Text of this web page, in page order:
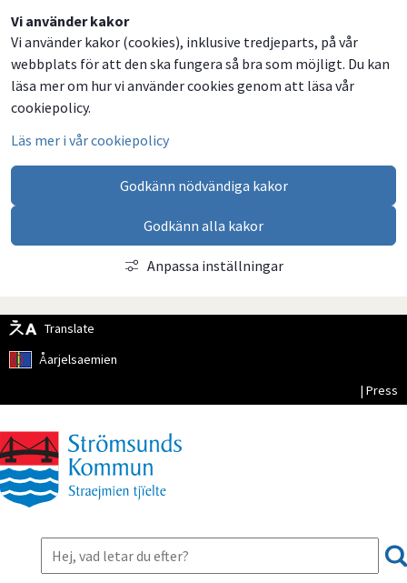
Vi använder kakor
Vi använder kakor (cookies), inklusive tredjeparts, på vår
webbplats för att den ska fungera så bra som möjligt. Du kan
läsa mer om hur vi använder cookies genom att läsa vår
cookiepolicy.
Läs mer i vår cookiepolicy
Godkänn nödvändiga kakor
Godkänn alla kakor
Anpassa inställningar
Translate
Åarjelsaemien
| Press
Dela
på
Facebook
Dela
på
Twitter
Dela
på
LinkedIn
Dela
via
email